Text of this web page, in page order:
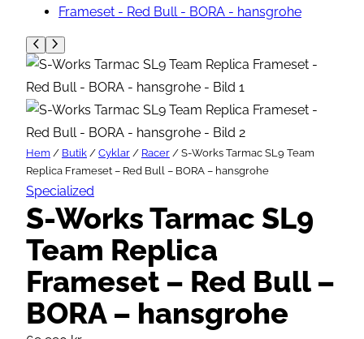
Hem / Butik / Cyklar / Racer / S-Works Tarmac SL9 Team
Replica Frameset – Red Bull – BORA – hansgrohe
Specialized
S-Works Tarmac SL9
Team Replica
Frameset – Red Bull –
BORA – hansgrohe